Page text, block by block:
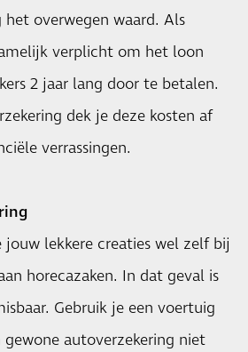
overwegen waard. Als
verplicht om het loon
2 jaar lang door te betalen.
dek je deze kosten af
verrassingen.
jouw lekkere creaties wel zelf bij
horecazaken. In dat geval is
Gebruik je een voertuig
gewone autoverzekering niet